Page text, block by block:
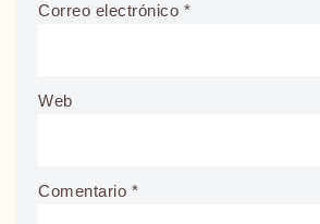
Correo electrónico *
Web
Comentario *